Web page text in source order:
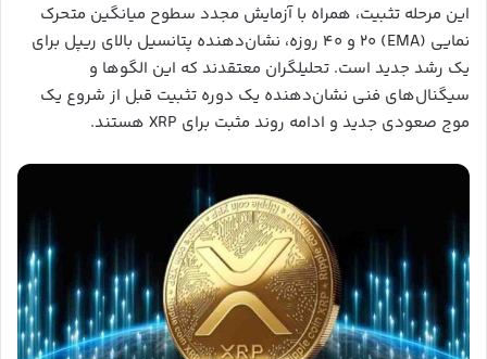
این مرحله تثبیت، همراه با آزمایش مجدد سطوح میانگین متحرک
نمایی (EMA) ۲۰ و ۴۰ روزه، نشان‌دهنده پتانسیل بالای ریپل برای
یک رشد جدید است. تحلیلگران معتقدند که این الگوها و
سیگنال‌های فنی نشان‌دهنده یک دوره تثبیت قبل از شروع یک
موج صعودی جدید و ادامه روند مثبت برای XRP هستند.